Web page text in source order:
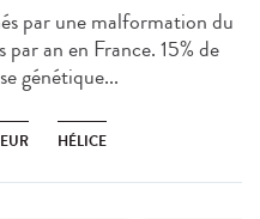
par une malformation du
an en France. 15% de
génétique...
HÉLICE